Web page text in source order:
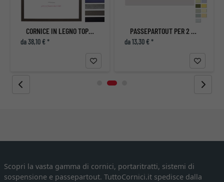
CORNICE IN LEGNO TOP PRO S
da 38,10 € *
PASSEPARTOUT PER 2 IMMAGINI - 13X18 CM
da 13,30 € *
Scopri la vasta gamma di cornici, portaritratti, sistemi di
sospensione e passepartout. TuttoCornici.it spedisce dalla